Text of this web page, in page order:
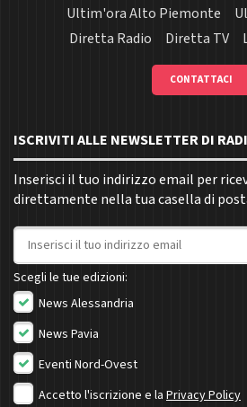
Ultim'ora Alto Piemonte
Diretta Radio
Diretta TV
CONTATTACI
ISCRIVITI ALLE NEWSLETTER DI
Inserisci il tuo indirizzo email per
direttamente nella tua casella di
Indirizzo email
Scegli le tue edizioni:
News Alessandria
News Pavia
Eventi Nord-Ovest
Accetto l'iscrizione e la Privacy Policy